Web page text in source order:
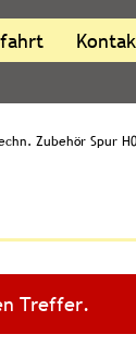
Zubehör Spur H0
Treffer.